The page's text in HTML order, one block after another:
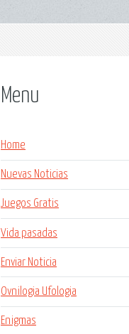
Menu
Home
Nuevas Noticias
Juegos Gratis
Vida pasadas
Enviar Noticia
Ovnilogia Ufologia
Enigmas